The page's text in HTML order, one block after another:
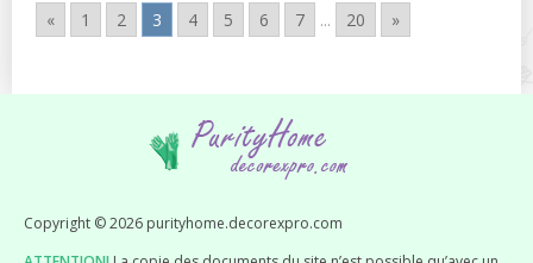
« 1 2 3 4 5 6 7 ... 20 »
Copyright © 2026 purityhome.decorexpro.com